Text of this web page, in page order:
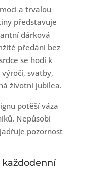
a trvalou
představuje
dárková
předání bez
se hodí k
svatby,
životní jubilea.
potěší váza
Nepůsobí
pozornost